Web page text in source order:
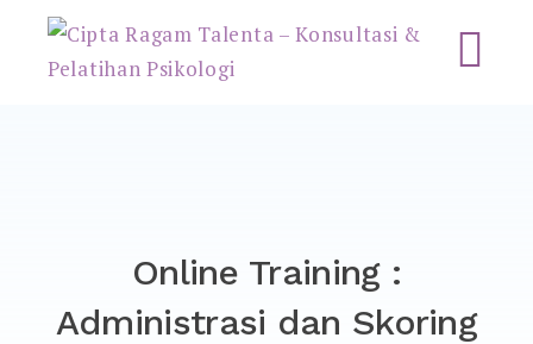
Cipta Ragam Talenta –
Konsultasi & Pelatihan
Psikologi
Online Training :
Administrasi dan Skoring